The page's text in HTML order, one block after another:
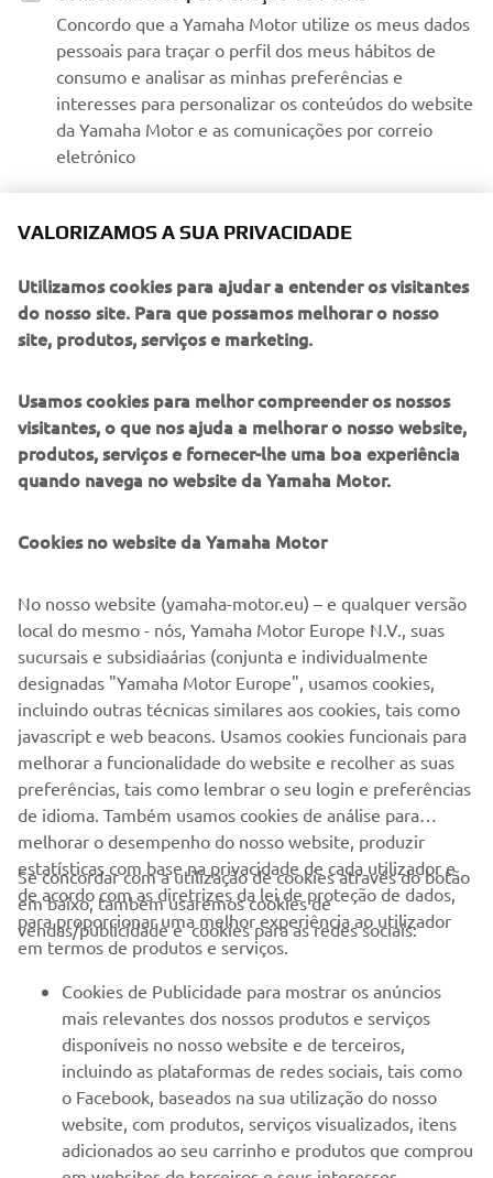
Concordo que a Yamaha Motor utilize os meus dados
pessoais para traçar o perfil dos meus hábitos de
consumo e analisar as minhas preferências e
interesses para personalizar os conteúdos do website
da Yamaha Motor e as comunicações por correio
eletrónico
fins de marketing direto, incluindo o envio de
informações sobre produtos e serviços, para a
construção do perfil do cliente (por exemplo, através
da análise de dados) e para assistência pessoal ao
especiais, convites para eventos (test drives e feiras
comerciais)
fazê-lo através do seu perfilMyYamaha
Ao prosseguir, confirma que leu a política de privacidade.
ENVIAR
EMPRESA
MAIS YAMAHA
SERVIÇO E SUPORTE
VALORIZAMOS A SUA PRIVACIDADE
Utilizamos cookies para ajudar a entender os visitantes
do nosso site. Para que possamos melhorar o nosso
site, produtos, serviços e marketing.
Usamos cookies para melhor compreender os nossos
visitantes, o que nos ajuda a melhorar o nosso website,
produtos, serviços e fornecer-lhe uma boa experiência
quando navega no website da Yamaha Motor.
Cookies no website da Yamaha Motor
No nosso website (yamaha-motor.eu) – e qualquer versão
local do mesmo - nós, Yamaha Motor Europe N.V., suas
sucursais e subsidiaárias (conjunta e individualmente
designadas "Yamaha Motor Europe", usamos cookies,
incluindo outras técnicas similares aos cookies, tais como
javascript e web beacons. Usamos cookies funcionais para
melhorar a funcionalidade do website e recolher as suas
preferências, tais como lembrar o seu login e preferências
de idioma. Também usamos cookies de análise para
melhorar o desempenho do nosso website, produzir
estatísticas com base na privacidade de cada utilizador e
de acordo com as diretrizes da lei de proteção de dados,
para proporcionar uma melhor experiência ao utilizador
em termos de produtos e serviços.
Se concordar com a utilização de cookies através do botão
em baixo, também usaremos cookies de
vendas/publicidade e cookies para as redes sociais:
Cookies de Publicidade para mostrar os anúncios
mais relevantes dos nossos produtos e serviços
disponíveis no nosso website e de terceiros,
incluindo as plataformas de redes sociais, tais como
o Facebook, baseados na sua utilização do nosso
website, com produtos, serviços visualizados, itens
adicionados ao seu carrinho e produtos que comprou